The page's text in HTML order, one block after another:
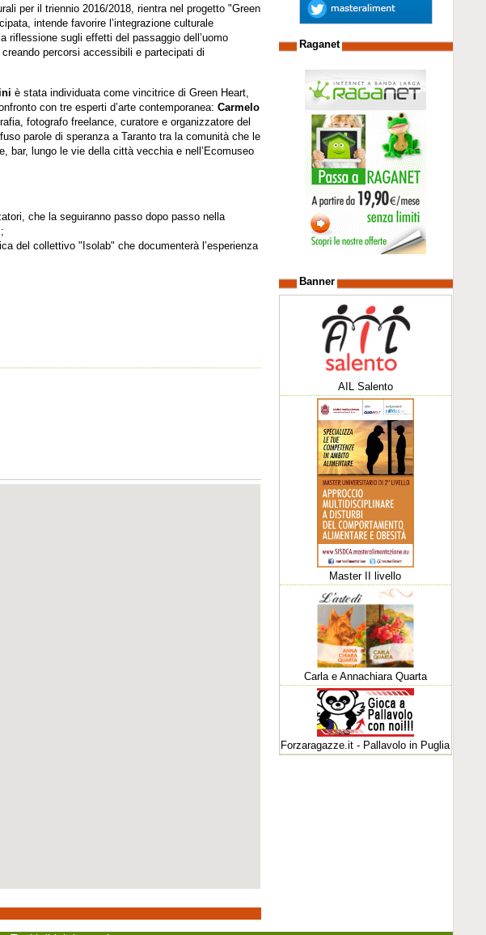
per il triennio 2016/2018, rientra nel progetto "Green
intende favorire l’integrazione culturale
riflessione sugli effetti del passaggio dell’uomo
percorsi accessibili e partecipati di
è stata individuata come vincitrice di Green Heart,
con tre esperti d’arte contemporanea:Carmelo
fotografo freelance, curatore e organizzatore del
parole di speranza a Taranto tra la comunità che le
bar, lungo le vie della città vecchia e nell’Ecomuseo
che la seguiranno passo dopo passo nella
del collettivo "Isolab" che documenterà l’esperienza
Raganet
Banner
AIL Salento
Master II livello
Carla e Annachiara Quarta
Forzaragazze.it - Pallavolo in Puglia